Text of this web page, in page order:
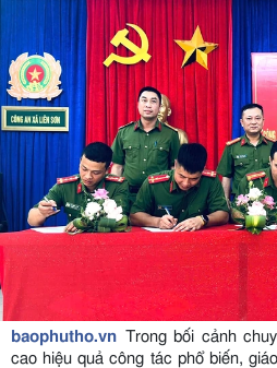
baophutho.vn Trong bối cảnh
cao hiệu quả công tác phổ biến,